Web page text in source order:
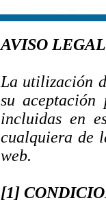
AVISO LEGAL
La utilización
su aceptación
incluidas en
cualquiera de
web.
[1]